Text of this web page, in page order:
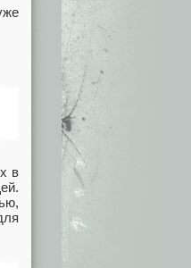
в